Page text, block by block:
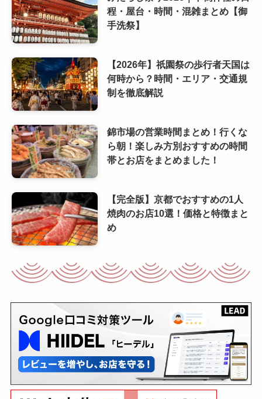
程・屋台・時間・混雑まとめ【御
手洗祭】
【2026年】祇園祭の歩行者天国は
何時から？時間・エリア・交通規
制を徹底解説
錦市場の営業時間まとめ！行くな
ら朝！楽しみ方別おすすめの時間
帯とお店をまとめました！
【完全版】京都でおすすめの1人
焼肉のお店10選！価格と特徴まと
め